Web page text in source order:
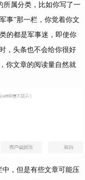
所属分类，比如你写了一
事”那一栏，你觉着你文
的都是军事迷，即使你
，头条也不会给你很好
你文章的阅读量自然就
中，但是有些文章可能压